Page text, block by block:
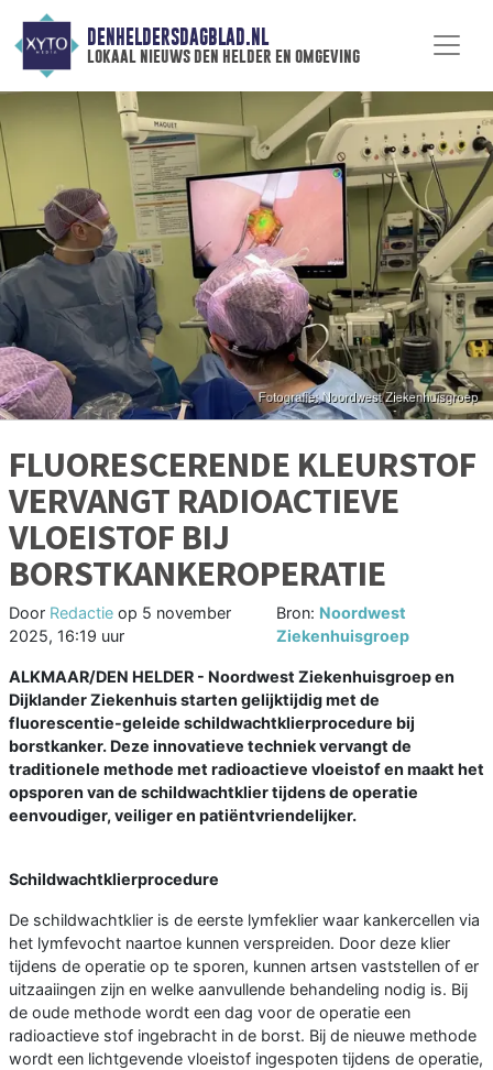
DENHELDERSDAGBLAD.NL
lokaal nieuws den helder en omgeving
FLUORESCERENDE KLEURSTOF
VERVANGT RADIOACTIEVE
VLOEISTOF BIJ
BORSTKANKEROPERATIE
Door Redactie op 5 november
2025, 16:19 uur
Bron: Noordwest
Ziekenhuisgroep
ALKMAAR/DEN HELDER - Noordwest Ziekenhuisgroep en
Dijklander Ziekenhuis starten gelijktijdig met de
fluorescentie-geleide schildwachtklierprocedure bij
borstkanker. Deze innovatieve techniek vervangt de
traditionele methode met radioactieve vloeistof en maakt het
opsporen van de schildwachtklier tijdens de operatie
eenvoudiger, veiliger en patiëntvriendelijker.
Schildwachtklierprocedure
De schildwachtklier is de eerste lymfeklier waar kankercellen via
het lymfevocht naartoe kunnen verspreiden. Door deze klier
tijdens de operatie op te sporen, kunnen artsen vaststellen of er
uitzaaiingen zijn en welke aanvullende behandeling nodig is. Bij
de oude methode wordt een dag voor de operatie een
radioactieve stof ingebracht in de borst. Bij de nieuwe methode
wordt een lichtgevende vloeistof ingespoten tijdens de operatie,